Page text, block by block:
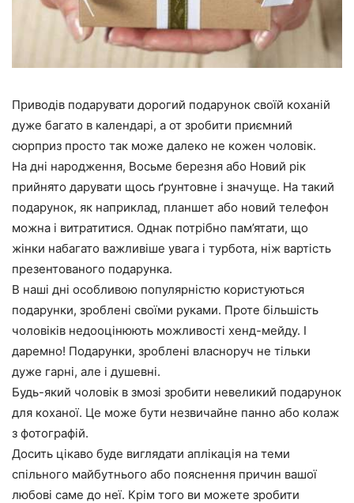
Приводів подарувати дорогий подарунок своїй коханій
дуже багато в календарі, а от зробити приємний
сюрприз просто так може далеко не кожен чоловік.
На дні народження, Восьме березня або Новий рік
прийнято дарувати щось ґрунтовне і значуще. На такий
подарунок, як наприклад, планшет або новий телефон
можна і витратитися. Однак потрібно пам’ятати, що
жінки набагато важливіше увага і турбота, ніж вартість
презентованого подарунка.
В наші дні особливою популярністю користуються
подарунки, зроблені своїми руками. Проте більшість
чоловіків недооцінюють можливості хенд-мейду. І
даремно! Подарунки, зроблені власноруч не тільки
дуже гарні, але і душевні.
Будь-який чоловік в змозі зробити невеликий подарунок
для коханої. Це може бути незвичайне панно або колаж
з фотографій.
Досить цікаво буде виглядати аплікація на теми
спільного майбутнього або пояснення причин вашої
любові саме до неї. Крім того ви можете зробити